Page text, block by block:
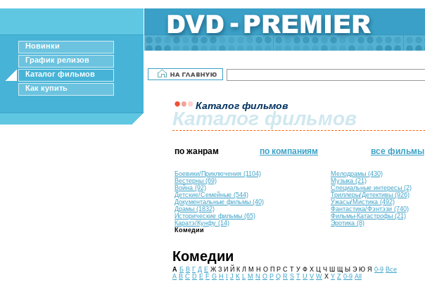
Новинки
График релизов
Каталог фильмов
Как купить
Каталог фильмов
Каталог фильмов
по жанрам по компаниям все фильмы
Боевики/Приключения (1104)
Вестерны (69)
Война (92)
Детские/Семейные (544)
Документальные фильмы (40)
Драмы (1832)
Исторические фильмы (65)
Каратэ/Кунфу (14)
Комедии
Мелодрамы (430)
Музыка (21)
Специальные интересы (2)
Триллеры/Детективы (926)
Ужасы/Мистика (492)
Фантастика/Фэнтэзи (740)
Фильмы-Катастрофы (21)
Эротика (8)
Комедии
А Б В Г Д Е Ж З И Й К Л М Н О П Р С Т У Ф Х Ц Ч Ш Щ Ы Э Ю Я 0-9 Все
A B C D E F G H J K L M N O P Q R S T U V W X Y Z 0-9 All